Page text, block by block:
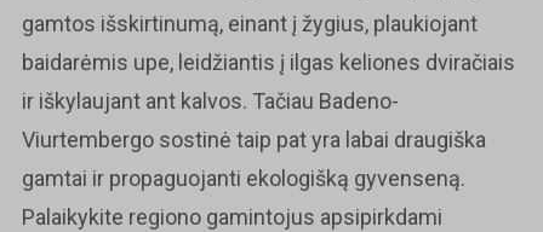
gamtos išskirtinumą, einant į žygius, plaukiojant
baidarėmis upe, leidžiantis į ilgas keliones dviračiais
ir iškylaujant ant kalvos. Tačiau Badeno-
Viurtembergo sostinė taip pat yra labai draugiška
gamtai ir propaguojanti ekologišką gyvenseną.
Palaikykite regiono gamintojus apsipirkdami